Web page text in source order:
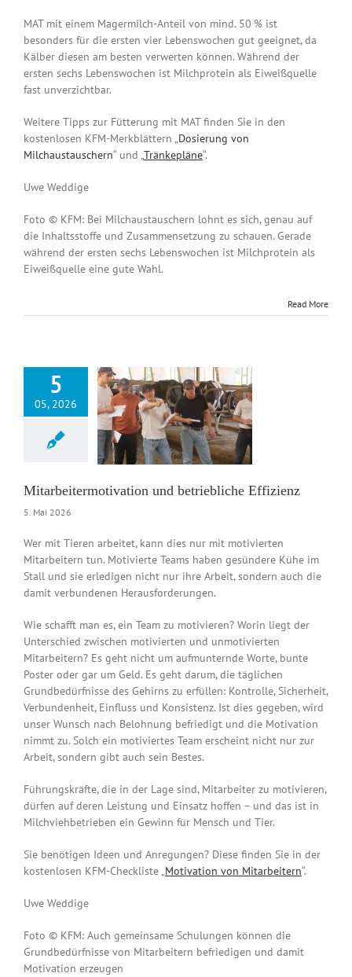
MAT mit einem Magermilch-Anteil von mind. 50 % ist
besonders für die ersten vier Lebenswochen gut geeignet, da
Kälber diesen am besten verwerten können. Während der
ersten sechs Lebenswochen ist Milchprotein als Eiweißquelle
fast unverzichtbar.
Weitere Tipps zur Fütterung mit MAT finden Sie in den
kostenlosen KFM-Merkblättern „Dosierung von
Milchaustauschern“ und „Tränkepläne“.
Uwe Weddige
Foto © KFM: Bei Milchaustauschern lohnt es sich, genau auf
die Inhaltsstoffe und Zusammensetzung zu schauen. Gerade
während der ersten sechs Lebenswochen ist Milchprotein als
Eiweißquelle eine gute Wahl.
Read More
5
05, 2026
und
Effizienz
Mitarbeitermotivation und betriebliche Effizienz
5. Mai 2026
Wer mit Tieren arbeitet, kann dies nur mit motivierten
Mitarbeitern tun. Motivierte Teams haben gesündere Kühe im
Stall und sie erledigen nicht nur ihre Arbeit, sondern auch die
damit verbundenen Herausforderungen.
Wie schafft man es, ein Team zu motivieren? Worin liegt der
Unterschied zwischen motivierten und unmotivierten
Mitarbeitern? Es geht nicht um aufmunternde Worte, bunte
Poster oder gar um Geld. Es geht darum, die täglichen
Grundbedürfnisse des Gehirns zu erfüllen: Kontrolle, Sicherheit,
Verbundenheit, Einfluss und Konsistenz. Ist dies gegeben, wird
unser Wunsch nach Belohnung befriedigt und die Motivation
nimmt zu. Solch ein motiviertes Team erscheint nicht nur zur
Arbeit, sondern gibt auch sein Bestes.
Führungskräfte, die in der Lage sind, Mitarbeiter zu motivieren,
dürfen auf deren Leistung und Einsatz hoffen – und das ist in
Milchviehbetrieben ein Gewinn für Mensch und Tier.
Sie benötigen Ideen und Anregungen? Diese finden Sie in der
kostenlosen KFM-Checkliste „Motivation von Mitarbeitern“.
Uwe Weddige
Foto © KFM: Auch gemeinsame Schulungen können die
Grundbedürfnisse von Mitarbeitern befriedigen und damit
Motivation erzeugen